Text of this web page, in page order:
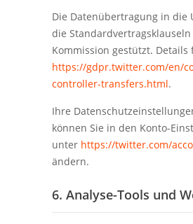
Die Datenübertragung in die
die Standardvertragsklauseln
Kommission gestützt. Details
https://gdpr.twitter.com/en/
controller-transfers.html.
Ihre
können Sie in den Konto-
unter https://twitter.com/
ändern.
6. Analyse-Tools und